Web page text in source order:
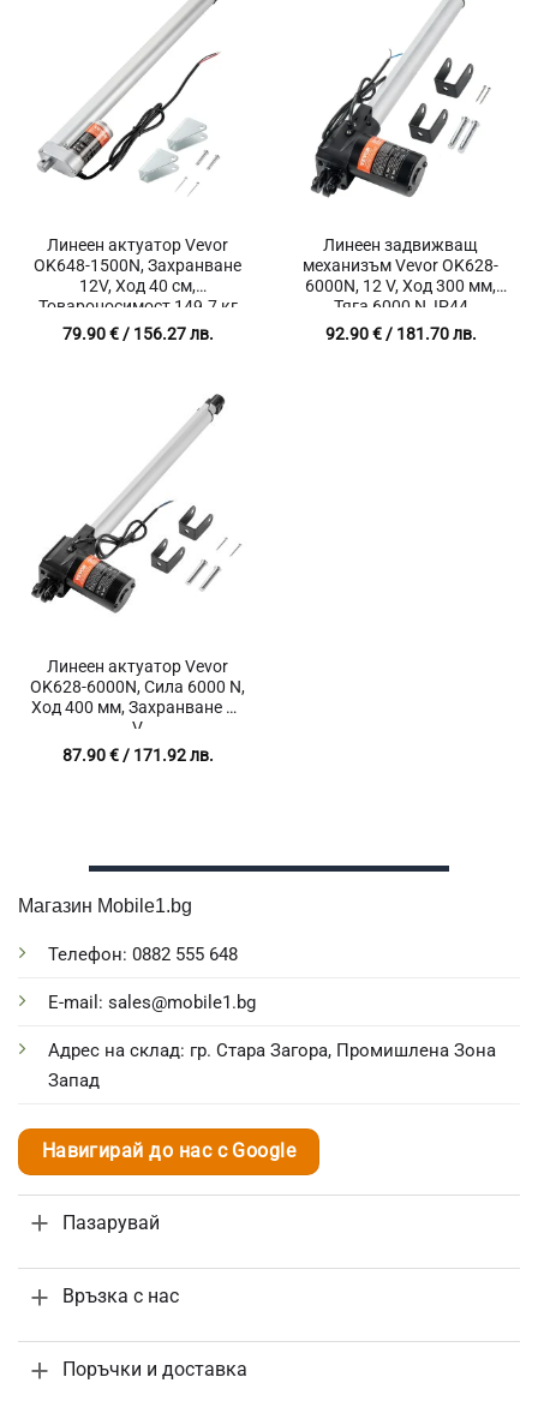
Линеен актуатор Vevor
OK648-1500N, Захранване
12V, Ход 40 см,
Товароносимост 149.7 кг
79.90€/ 156.27 лв.
Линеен задвижващ
механизъм Vevor OK628-
6000N, 12 V, Ход 300 мм,
Тяга 6000 N, IP44
92.90€/ 181.70 лв.
Линеен актуатор Vevor
OK628-6000N, Сила 6000 N,
Ход 400 мм, Захранване 12
V
87.90€/ 171.92 лв.
Магазин Mobile1.bg
Телефон: 0882 555 648
E-mail: sales@mobile1.bg
Адрес на склад: гр. Стара Загора, Промишлена Зона
Запад
Навигирай до нас с Google
Пазарувай
Връзка с нас
Поръчки и доставка